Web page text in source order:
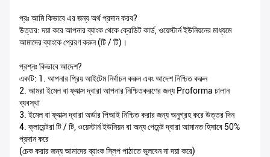
প্রঃ আমি কিভাবে এর জন্য অর্থ প্রদান করব?
উত্তর: দয়া করে আপনার ব্যাংক থেকে ক্রেডিট কার্ড, ওয়েস্টার্ন ইউনিয়নের মাধ্যমে
আমাদের ব্যাংকে প্রেরণ করুন (টি / টি)।
প্রশ্নঃ কিভাবে আদেশ?
একটি: 1. আপনার প্রিয় আইটেম নির্বাচন করুন এবং আদেশ নিশ্চিত করুন
2. আমরা ইমেল বা ফ্যাক্স দ্বারা আপনার নিশ্চিতকরণের জন্য Proforma চালান
ব্যবস্থা
3. ইমেল বা ফ্যাক্স দ্বারা অর্ডার পিআই নিশ্চিত করার জন্য অনুগ্রহ করে উত্তর দিন
4. ক্লায়েন্টরা টি / টি, ওয়েস্টার্ন ইউনিয়ন বা অন্য পেমেন্ট দ্বারা আমানত হিসাবে 50%
প্রদান করে
(চেক করার জন্য আমাদের ব্যাংক স্লিপ পাঠাতে ভুলবেন না দয়া করে)